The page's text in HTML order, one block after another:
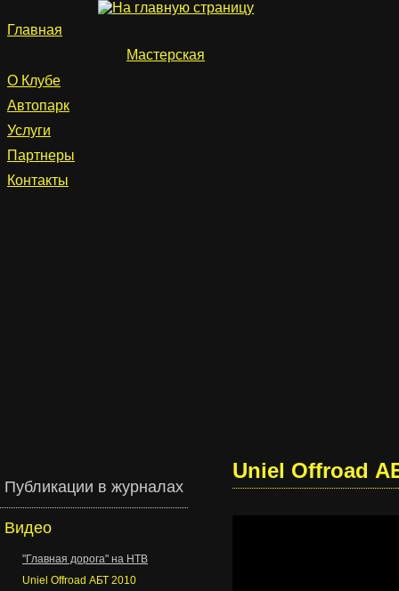
Главная
Мастерская
О Клубе
Автопарк
Услуги
Партнеры
Контакты
Публикации в журналах
Видео
"Главная дорога" на НТВ
Uniel Offroad АБТ 2010
Uniel Offroad